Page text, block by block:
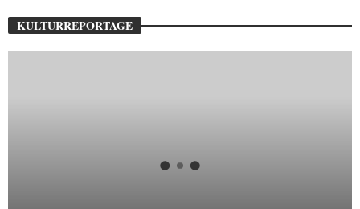
KULTURREPORTAGE